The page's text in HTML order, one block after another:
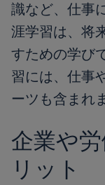
識など、仕事
涯学習は、将
すための学び
習には、仕事
ーツも含まれ
企業や
リット